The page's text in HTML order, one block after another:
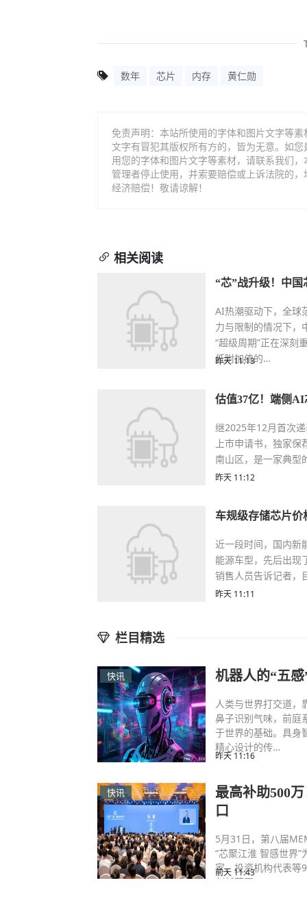
数年 芯片 内存 黄仁勋
免责声明：本站所使用的字体和图片文字等
文字有冒犯其版权所有方的，皆为无意。如
用您的字体和图片文字等素材，请联系我们
管理者停止使用，并索要赔偿或上诉法院的
经济赔偿！敬请谅解！
相关阅读
“芯”战升级！中
AI热潮驱动下，全球
力与限制的情况下，
“超级周期”正在深刻
低附加值的…
昨天 11:13
估值37亿！端侧
继2025年12月首次
上市申请书，独家
南山区，是一家典型
昨天 11:12
车规级存储芯片价
近一段时间，国内新
能源车型，先后出现
销售人员告诉记者，
昨天 11:11
栏目精选
快讯 机器人的“五
人类与世界打交道
鼻子识别气味，前庭
于世界的基础。具身
精心设计的传…
昨天 11:16
快讯
最高补助500
口
5月31日，第八届
“芯聚江淮 智感世界
家、投资机构代表等
创新蓝图。
前天 11:43